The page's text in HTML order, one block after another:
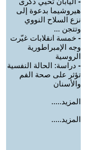
هيروشيما بدعوة إلى
نزع السلاح النووي
وتتجن ...
- خمسة انقلابات غيّرت
وجه الإمبراطورية
الروسية
- دراسة: الحالة النفسية
تؤثر على صحة الفم
والأسنان
المزيد.....
المزيد.....